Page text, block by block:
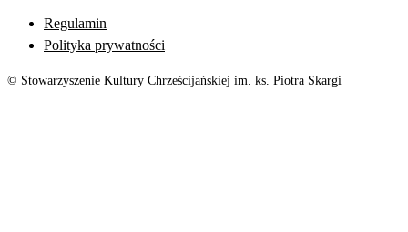
Regulamin
Polityka prywatności
© Stowarzyszenie Kultury Chrześcijańskiej im. ks. Piotra Skargi